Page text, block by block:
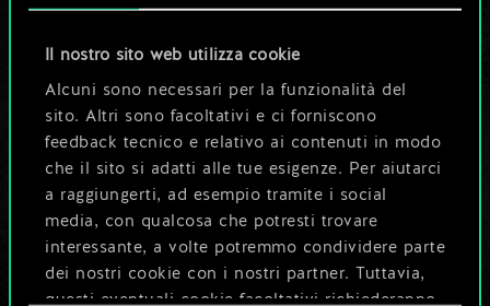
Il nostro sito web utilizza cookie
Alcuni sono necessari per la funzionalità del
sito. Altri sono facoltativi e ci forniscono
feedback tecnico e relativo ai contenuti in modo
che il sito si adatti alle tue esigenze. Per aiutarci
a raggiungerti, ad esempio tramite i social
media, con qualcosa che potresti trovare
interessante, a volte potremmo condividere parte
dei nostri cookie con i nostri partner. Tuttavia,
questi eventuali cookie facoltativi richiederanno
condiviso.
Ma può diventare
molto altro!
Dai un nome al mazzo e crea una
guida